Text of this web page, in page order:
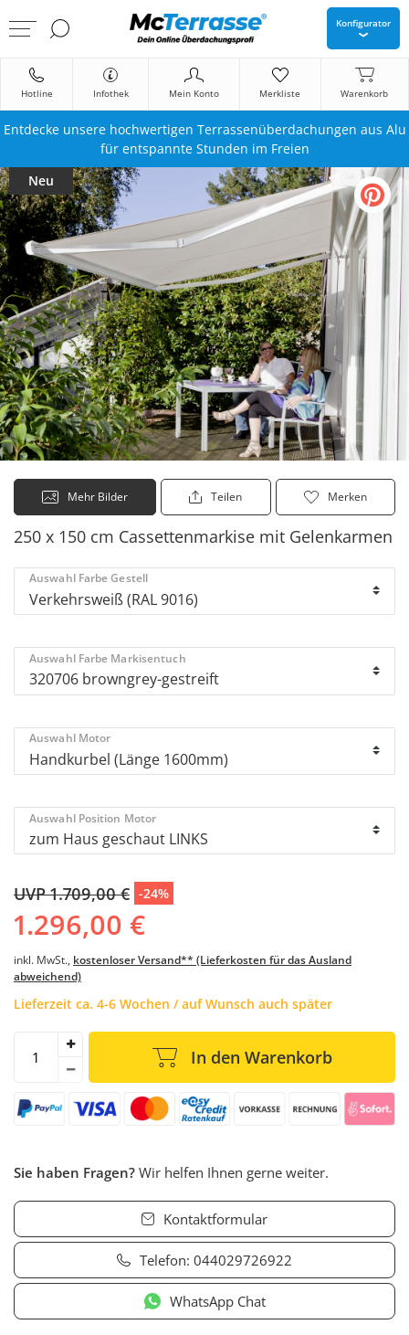
Konfigurator
Hotline Infothek Mein Konto Merkliste Warenkorb
Entdecke unsere hochwertigen Terrassenüberdachungen aus Alu
für entspannte Stunden im Freien
Neu
Mehr Bilder Teilen Merken
250 x 150 cm Cassettenmarkise mit Gelenkarmen
Auswahl Farbe Gestell
Auswahl Farbe Markisentuch
Auswahl Motor
Auswahl Position Motor
UVP 1.709,00 € -24%
1.296,00 €
inkl. MwSt., kostenloser Versand** (Lieferkosten für das Ausland
abweichend)
Lieferzeit ca. 4-6 Wochen / auf Wunsch auch später
In den Warenkorb
Sie haben Fragen? Wir helfen Ihnen gerne weiter.
Kontaktformular
Telefon: 044029726922
WhatsApp Chat